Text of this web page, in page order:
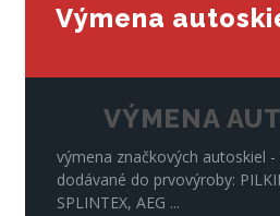
Výmena
VÝMENA
výmena značkových autoskiel
dodávané do prvovýroby:
SPLINTEX, AEG ...